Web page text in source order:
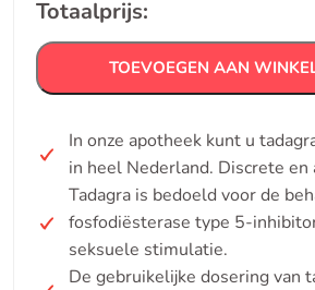
Totaalprijs:
TOEVOEGEN AAN
In onze apotheek kunt u
in heel Nederland. Discrete en
Tadagra is bedoeld voor de
fosfodiësterase type 5-
seksuele stimulatie.
De gebruikelijke dosering van